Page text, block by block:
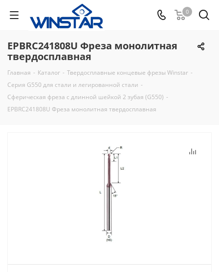
0
EPBRC241808U Фреза монолитная
твердосплавная
Главная - Каталог - Твердосплавные концевые фрезы Winstar -
Серия G550 для стали и легированной стали -
Сферическая фреза с длинной шейкой 2 зубая (G550) -
EPBRC241808U Фреза монолитная твердосплавная